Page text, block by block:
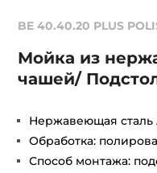
BE 40.40.20 PLUS
Мойка из
чашей/
Нержавеющая сталь
Обработка:
Способ монтажа: